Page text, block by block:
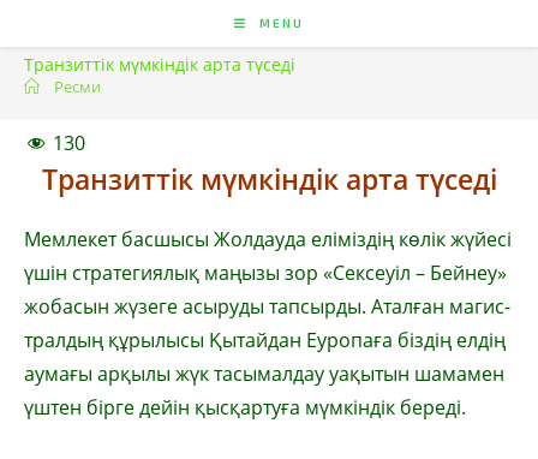
MENU
Транзиттік мүмкіндік арта түседі
Ресми
130
Транзиттік мүмкіндік арта түседі
Мемлекет басшысы Жол­дауда еліміздің көлік жүйе­сі
үшін стратегия­лық маңы­зы зор «Сексеуіл – Бейнеу»
жобасын жүзеге асыру­ды тапсырды. Аталған ма­гис­
тралдың құрылысы Қы­тайдан Еуропаға біздің елдің
аумағы арқылы жүк тасымалдау уақытын шамамен
үштен бірге дейін қысқартуға мүмкіндік береді.